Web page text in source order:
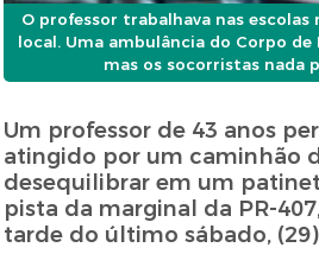
O professor trabalhava nas
local. Uma ambulância do Corpo
mas os socorristas nada
Um professor de 43 anos
atingido por um caminhão
desequilibrar em um
pista da marginal da PR-
tarde do último sábado,